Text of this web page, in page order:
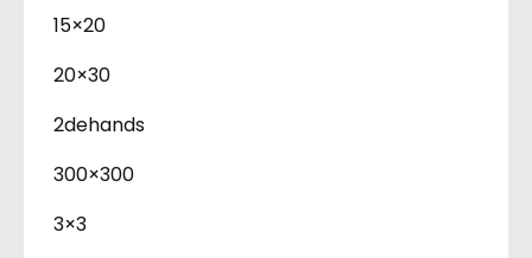
15×20
20×30
2dehands
300×300
3×3